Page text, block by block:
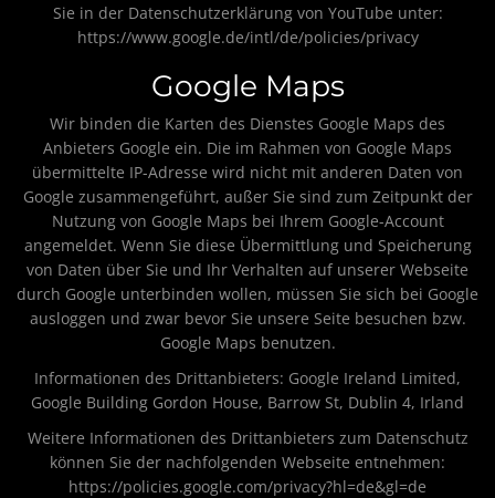
Sie in der Datenschutzerklärung von YouTube unter:
https://www.google.de/intl/de/policies/privacy
Google Maps
Wir binden die Karten des Dienstes Google Maps des
Anbieters Google ein. Die im Rahmen von Google Maps
übermittelte IP-Adresse wird nicht mit anderen Daten von
Google zusammengeführt, außer Sie sind zum Zeitpunkt der
Nutzung von Google Maps bei Ihrem Google-Account
angemeldet. Wenn Sie diese Übermittlung und Speicherung
von Daten über Sie und Ihr Verhalten auf unserer Webseite
durch Google unterbinden wollen, müssen Sie sich bei Google
ausloggen und zwar bevor Sie unsere Seite besuchen bzw.
Google Maps benutzen.
Informationen des Drittanbieters: Google Ireland Limited,
Google Building Gordon House, Barrow St, Dublin 4, Irland
Weitere Informationen des Drittanbieters zum Datenschutz
können Sie der nachfolgenden Webseite entnehmen:
https://policies.google.com/privacy?hl=de&gl=de